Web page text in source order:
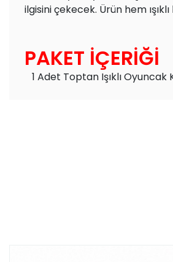
ilgisini çekecek. Ürün hem
PAKET İÇERİĞİ
1 Adet Toptan Işıklı Oyuncak